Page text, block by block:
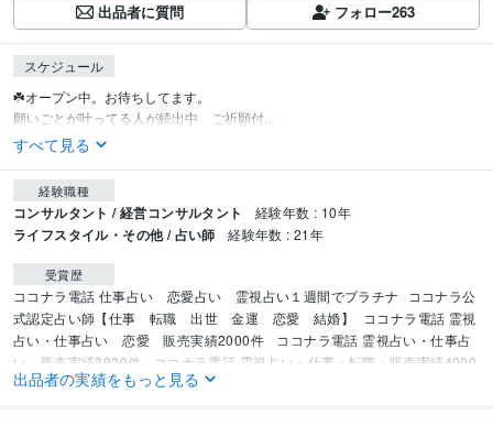
出品者に質問 フォロー263
スケジュール
☘️オープン中。お待ちしてます。
願いごとが叶ってる人が続出中　ご祈願付...
すべて見る
経験職種
コンサルタント / 経営コンサルタント 経験年数 : 10年
ライフスタイル・その他 / 占い師 経験年数 : 21年
受賞歴
ココナラ電話 仕事占い　恋愛占い　霊視占い１週間でプラチナ
ココナラ公
式認定占い師【仕事　転職　出世　金運　恋愛　結婚】
ココナラ電話 霊視
占い・仕事占い　恋愛　販売実績2000件
ココナラ電話 霊視占い・仕事占
い　販売実績3900件
ココナラ電話 霊視占い・仕事・転職・販売実績4000
件 ココナラ電話　仕事　転職　出世　霊視占い・ランキング1位獲得
出品者の実績をもっと見る